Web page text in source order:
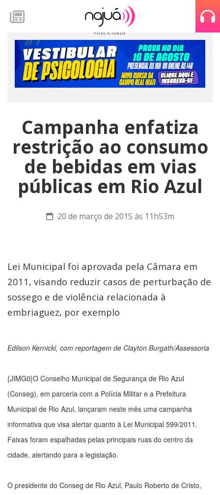
Campanha enfatiza
restrição ao consumo
de bebidas em vias
públicas em Rio Azul
20 de março de 2015 às 11h53m
Lei Municipal foi aprovada pela Câmara em
2011, visando reduzir casos de perturbação de
sossego e de violência relacionada à
embriaguez, por exemplo
Edilson Kernicki, com reportagem de Clayton Burgath/Assessoria
{JIMG0}O Conselho Municipal de Segurança de Rio Azul
(Conseg), em parceria com a Polícia Militar e a Prefeitura
Municipal de Rio Azul, lançaram neste mês uma campanha
informativa que visa alertar quanto à Lei Municipal 599/2011.
Faixas foram espalhadas pelas principais ruas do centro da
cidade, alertando para a legislação.
O presidente do Conseg de Rio Azul, Paulo Roberto de Cristo,